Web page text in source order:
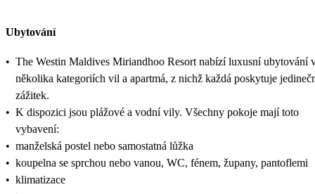
Ubytování
• The Westin Maldives Miriandhoo Resort nabízí luxusní ubytování
několika kategoriích vil a apartmá, z nichž každá poskytuje
zážitek.
• K dispozici jsou plážové a vodní vily. Všechny pokoje mají toto
vybavení:
• manželská postel nebo samostatná lůžka
• koupelna se sprchou nebo vanou, WC, fénem, župany, pantoflemi
• klimatizace